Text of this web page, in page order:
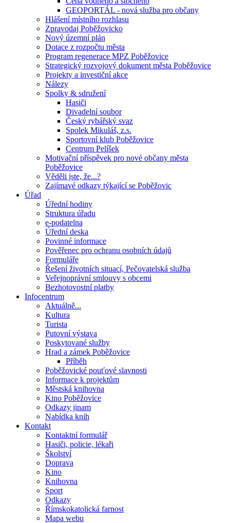
GEOPORTÁL - nová služba pro občany
Hlášení místního rozhlasu
Zpravodaj Poběžovicko
Nový územní plán
Dotace z rozpočtu města
Program regenerace MPZ Poběžovice
Strategický rozvojový dokument města Poběžovice
Projekty a investiční akce
Nálezy
Spolky & sdružení
Hasiči
Divadelní soubor
Český rybářský svaz
Spolek Mikuláš, z.s.
Sportovní klub Poběžovice
Centrum Pelíšek
Motivační příspěvek pro nové občany města
Poběžovice
Věděli jste, že...?
Zajímavé odkazy týkající se Poběžovic
Úřad
Úřední hodiny
Struktura úřadu
e-podatelna
Úřední deska
Povinné informace
Pověřenec pro ochranu osobních údajů
Formuláře
Řešení životních situací, Pečovatelská služba
Veřejnoprávní smlouvy s obcemi
Bezhotovostní platby
Infocentrum
Aktuálně...
Kultura
Turista
Putovní výstava
Poskytované služby
Hrad a zámek Poběžovice
Příběh
Poběžovické pouťové slavnosti
Informace k projektům
Městská knihovna
Kino Poběžovice
Odkazy jinam
Nabídka knih
Kontakt
Kontaktní formulář
Hasiči, policie, lékaři
Školství
Doprava
Kino
Knihovna
Sport
Odkazy
Římskokatolická farnost
Mapa webu